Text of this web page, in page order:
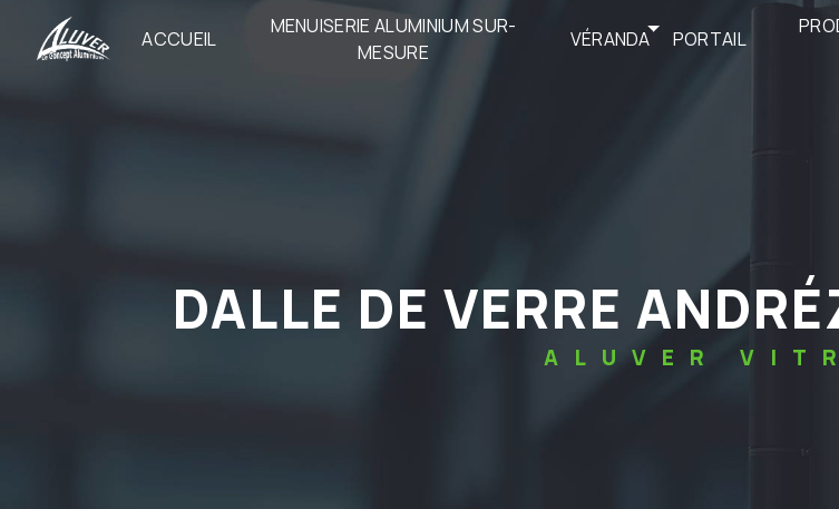
ACCUEIL
MENUISERIE ALUMINIUM SUR-
MESURE
VÉRANDA PORTAIL
DALLE DE VERRE
ALUVER
Panneau de gestion des cookies